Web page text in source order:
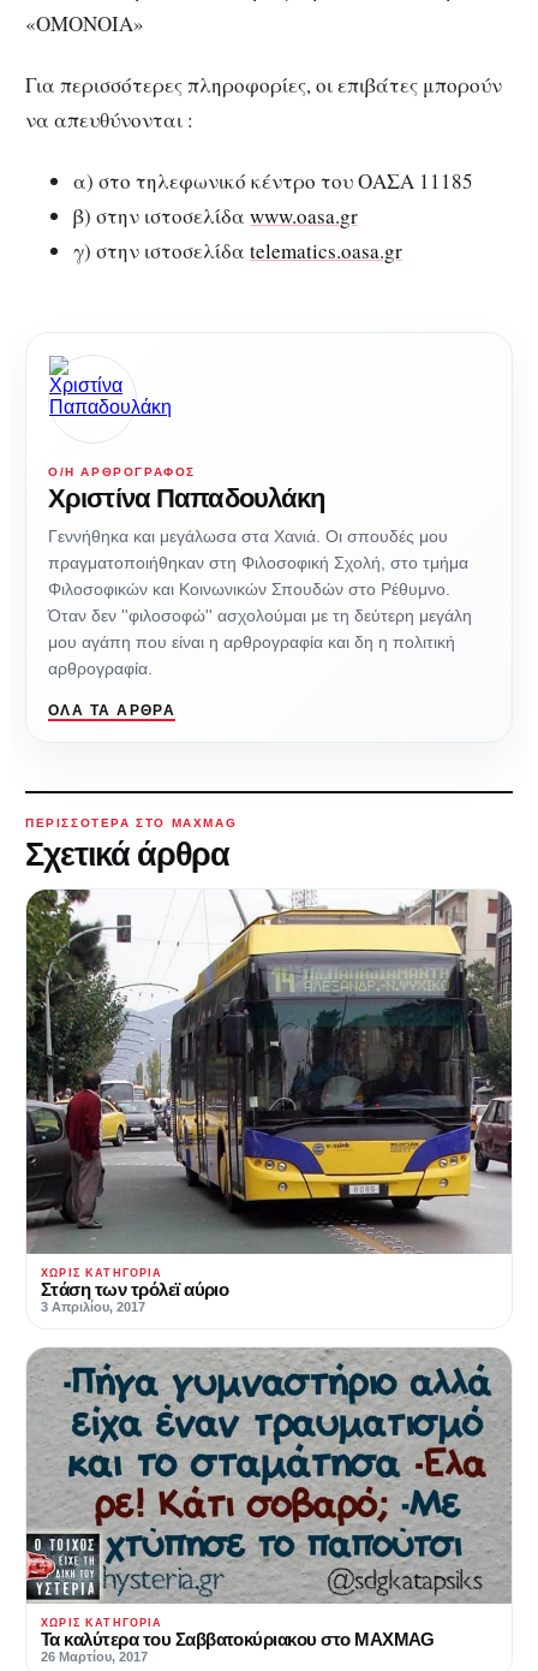
«ΟΜΟΝΟΙΑ»
Για περισσότερες πληροφορίες, οι επιβάτες μπορούν
να απευθύνονται :
α) στο τηλεφωνικό κέντρο του ΟΑΣΑ 11185
β) στην ιστοσελίδα www.oasa.gr
γ) στην ιστοσελίδα telematics.oasa.gr
Ο/Η ΑΡΘΡΟΓΡΆΦΟΣ
Χριστίνα Παπαδουλάκη
Γεννήθηκα και μεγάλωσα στα Χανιά. Οι σπουδές μου
πραγματοποιήθηκαν στη Φιλοσοφική Σχολή, στο τμήμα
Φιλοσοφικών και Κοινωνικών Σπουδών στο Ρέθυμνο.
Όταν δεν ''φιλοσοφώ'' ασχολούμαι με τη δεύτερη μεγάλη
μου αγάπη που είναι η αρθρογραφία και δη η πολιτική
αρθρογραφία.
ΌΛΑ ΤΑ ΆΡΘΡΑ
ΠΕΡΙΣΣΌΤΕΡΑ ΣΤΟ MAXMAG
Σχετικά άρθρα
ΧΩΡΊΣ ΚΑΤΗΓΟΡΊΑ
Στάση των τρόλεϊ αύριο
3 Απριλίου, 2017
ΧΩΡΊΣ ΚΑΤΗΓΟΡΊΑ
Τα καλύτερα του Σαββατοκύριακου στο MAXMAG
26 Μαρτίου, 2017